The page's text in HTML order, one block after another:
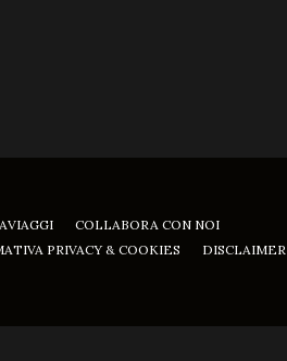
COLLABORA CON NOI
PRIVACY & COOKIES
DISCLAIMER